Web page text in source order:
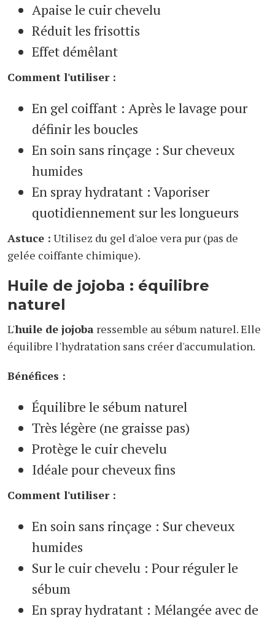
Apaise le cuir chevelu
Réduit les frisottis
Effet démêlant
Comment l'utiliser :
En gel coiffant : Après le lavage pour
définir les boucles
En soin sans rinçage : Sur cheveux
humides
En spray hydratant : Vaporiser
quotidiennement sur les longueurs
Astuce : Utilisez du gel d'aloe vera pur (pas de
gelée coiffante chimique).
Huile de jojoba : équilibre
naturel
L'huile de jojoba ressemble au sébum naturel. Elle
équilibre l'hydratation sans créer d'accumulation.
Bénéfices :
Équilibre le sébum naturel
Très légère (ne graisse pas)
Protège le cuir chevelu
Idéale pour cheveux fins
Comment l'utiliser :
En soin sans rinçage : Sur cheveux
humides
Sur le cuir chevelu : Pour réguler le
sébum
En spray hydratant : Mélangée avec de